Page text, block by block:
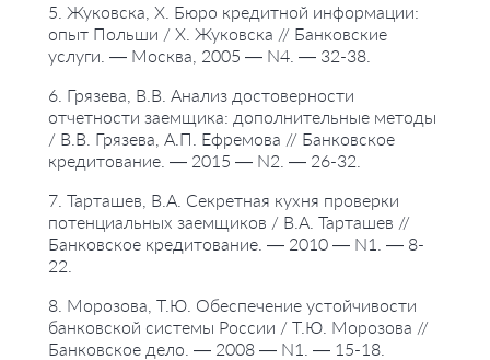
5. Жуковска, Х. Бюро кредитной информации:
опыт Польши / Х. Жуковска // Банковские
услуги. — Москва, 2005 — N4. — 32-38.
6. Грязева, В.В. Анализ достоверности
отчетности заемщика: дополнительные методы
/ В.В. Грязева, А.П. Ефремова // Банковское
кредитование. — 2015 — N2. — 26-32.
7. Тарташев, В.А. Секретная кухня проверки
потенциальных заемщиков / В.А. Тарташев //
Банковское кредитование. — 2010 — N1. — 8-
22.
8. Морозова, Т.Ю. Обеспечение устойчивости
банковской системы России / Т.Ю. Морозова //
Банковское дело. — 2008 — N1. — 15-18.